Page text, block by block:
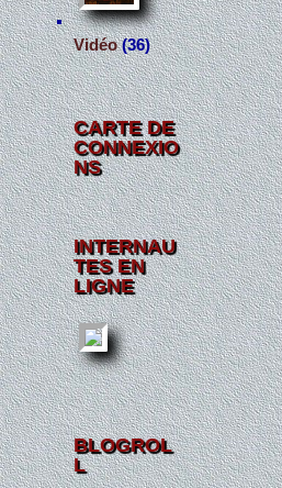
Vidéo(36)
CARTE DE
CONNEXIO
NS
INTERNAU
TES EN
LIGNE
BLOGROL
L